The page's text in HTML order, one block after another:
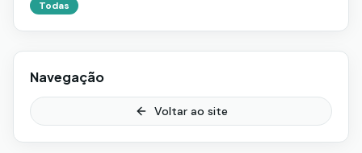
Todas
Navegação
Voltar ao site